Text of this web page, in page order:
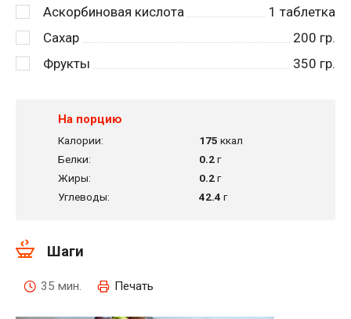
Аскорбиновая кислота 1 таблетка
Сахар
200 гр.
Фрукты
350 гр.
На порцию
Калории: 175 ккал
Белки:
0.2г
Жиры:
0.2г
Углеводы:
42.4 г
Шаги
35 мин. Печать